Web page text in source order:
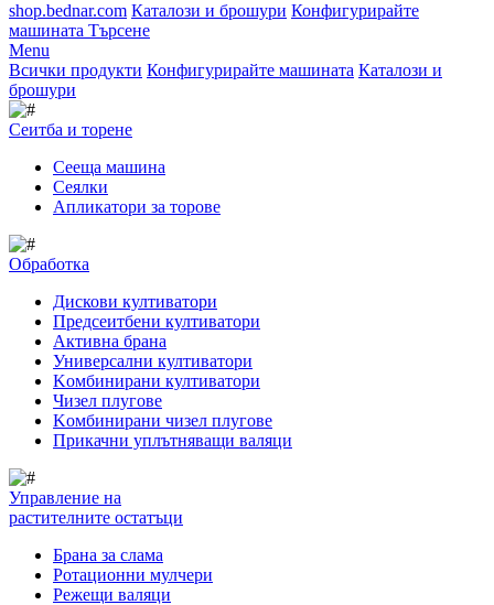
shop.bednar.com Каталози и брошури Конфигурирайте
машината Търсене
Menu
Всички продукти Конфигурирайте машината Каталози и
брошури
Сеитба и торене
Cееща машина
Cеялки
Апликатори за торове
Обработка
Дискови култиватори
Предсеитбени култиватори
Активна брана
Универсални култиватори
Kомбинирани култиватори
Чизел плугове
Kомбинирани чизел плугове
Прикачни уплътняващи валяци
Управление на
растителните остатъци
Брана за слама
Pотационни мулчери
Режещи валяци